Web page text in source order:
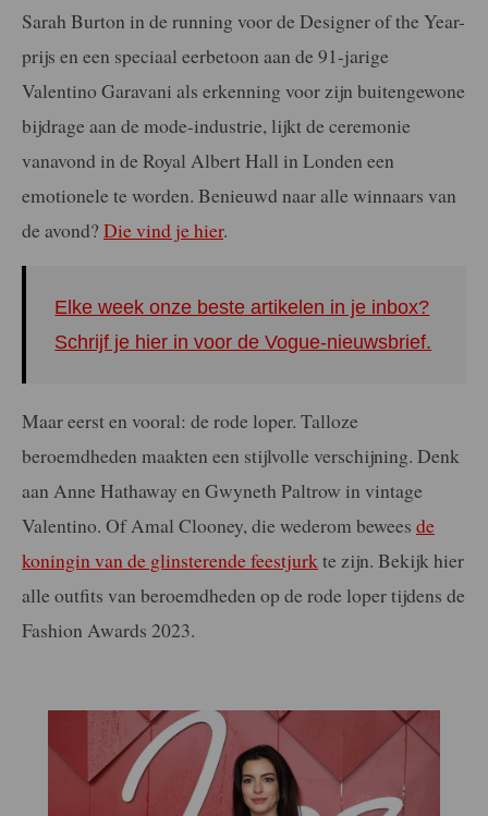
Sarah Burton in de running voor de Designer of the Year-
prijs en een speciaal eerbetoon aan de 91-jarige
Valentino Garavani als erkenning voor zijn buitengewone
bijdrage aan de mode-industrie, lijkt de ceremonie
vanavond in de Royal Albert Hall in Londen een
emotionele te worden. Benieuwd naar alle winnaars van
de avond?Die vind je hier.
Elke week onze beste artikelen in je inbox?
Schrijf je hier in voor de Vogue-nieuwsbrief.
Maar eerst en vooral: de rode loper. Talloze
beroemdheden maakten een stijlvolle verschijning. Denk
aan Anne Hathaway en Gwyneth Paltrow in vintage
Valentino. Of Amal Clooney, die wederom bewees de
koningin van de glinsterende feestjurkte zijn. Bekijk hier
alle outfits van beroemdheden op de rode loper tijdens de
Fashion Awards 2023.